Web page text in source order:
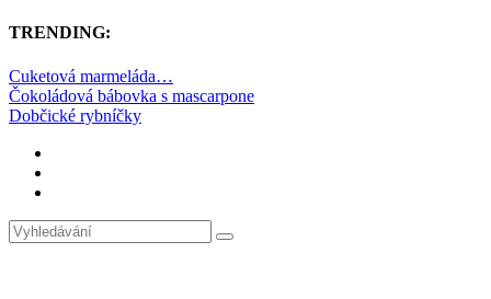
TRENDING:
Cuketová marmeláda…
Čokoládová bábovka s mascarpone
Dobčické rybníčky